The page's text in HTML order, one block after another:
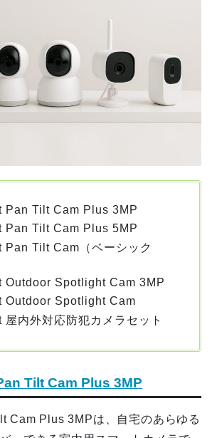
Pan Tilt Cam Plus 3MP
Pan Tilt Cam Plus 5MP
Pan Tilt Cam（ベーシック
Outdoor Spotlight Cam 3MP
Outdoor Spotlight Cam
内外対応防犯カメラセット
Tilt Cam Plus 3MP
Cam Plus 3MPは、自宅のあらゆる